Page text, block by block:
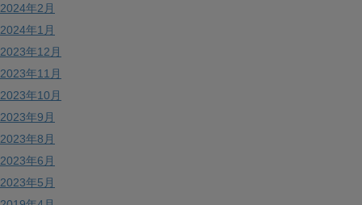
2024年2月
2024年1月
2023年12月
2023年11月
2023年10月
2023年9月
2023年8月
2023年6月
2023年5月